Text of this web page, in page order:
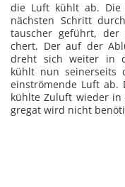
die Luft kühlt ab.
nächs­ten Schritt
tau­scher ge­führt,
chert. Der auf der
dreht sich wei­ter in
kühlt nun sei­ner­seits
ein­strö­men­de Luft ab.
kühl­te Zu­luft wie­der
gre­gat wird nicht